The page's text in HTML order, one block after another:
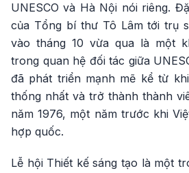
UNESCO và Hà Nội nói riêng.
của Tổng bí thư Tô Lâm tới trụ
vào tháng 10 vừa qua là một
trong quan hệ đối tác giữa
đã phát triển mạnh mẽ kể từ
thống nhất và trở thành thành
năm 1976, một năm trước khi
hợp quốc.
Lễ hội Thiết kế sáng tạo là một